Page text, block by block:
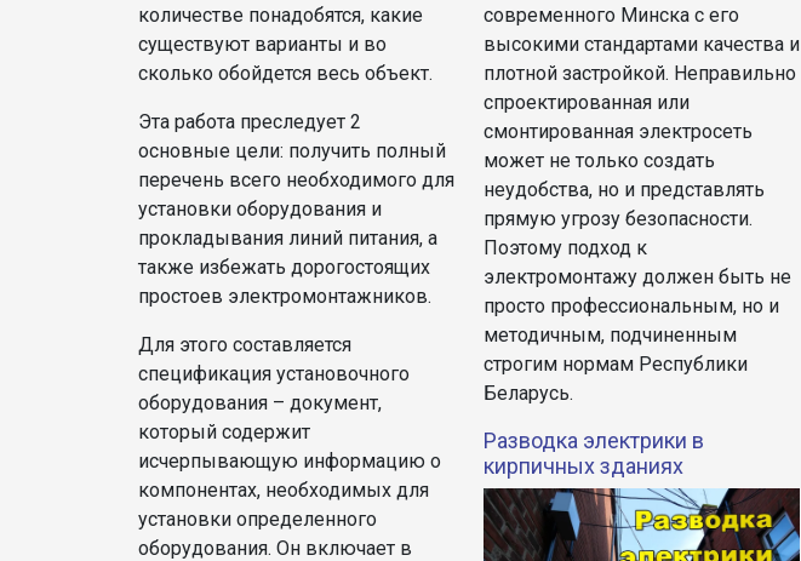
количестве понадобятся, какие
существуют варианты и во
сколько обойдется весь объект.
Эта работа преследует 2
основные цели: получить полный
перечень всего необходимого для
установки оборудования и
прокладывания линий питания, а
также избежать дорогостоящих
простоев электромонтажников.
Для этого составляется
спецификация установочного
оборудования – документ,
который содержит
исчерпывающую информацию о
компонентах, необходимых для
установки определенного
оборудования. Он включает в
современного Минска с его
высокими стандартами качества и
плотной застройкой. Неправильно
спроектированная или
смонтированная электросеть
может не только создать
неудобства, но и представлять
прямую угрозу безопасности.
Поэтому подход к
электромонтажу должен быть не
просто профессиональным, но и
методичным, подчиненным
строгим нормам Республики
Беларусь.
Разводка электрики в
кирпичных зданиях